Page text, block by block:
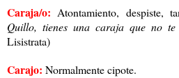
Caraja/o:Atontamiento, despiste,
Quillo, tienes una caraja que no te
Lisistrata)
Carajo: Normalmente cipote.